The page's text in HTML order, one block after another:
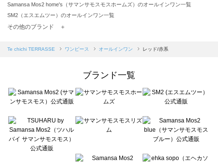
Samansa Mos2 home's（サマンサモスモスホームズ）のオールインワン一覧
SM2（エスエムツー）のオールインワン一覧
Samansa Mos2 blue（サマンサモスモス ブルー）のオールインワン一覧
sō4ū（ソウフォーユー）のオールインワン一覧
Te chichi（テチチ）のオールインワン一覧
Te chichi CLASSIC（テチチ クラシック）のオールインワン一覧
Lugnoncure（ルノンキュール）のオールインワン一覧
BETTY'S BLUE（べティーズブルー）のオールインワン一覧
Wpc.（ワールドパーティー）のオールインワン一覧
その他のブランド ＋
Te chichi TERRASSE ワンピース オールインワン レッド/赤系
ブランド一覧